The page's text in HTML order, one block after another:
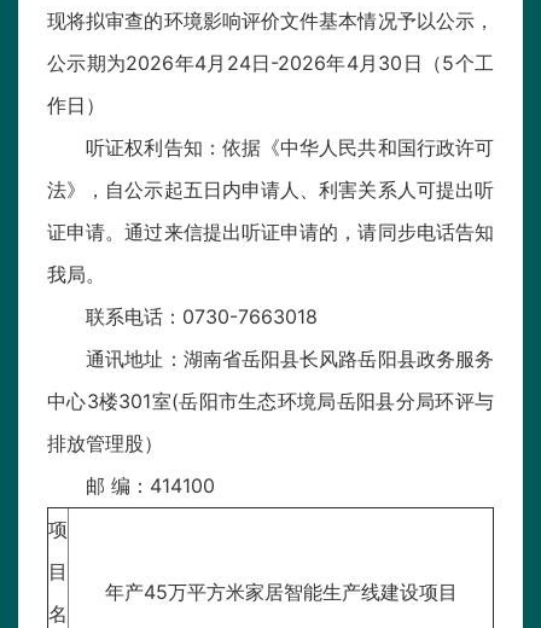
现将拟审查的环境影响评价文件基本情况予以公示，
公示期为2026年4月24日-2026年4月30日（5个工
作日）
听证权利告知：依据《中华人民共和国行政许可
法》，自公示起五日内申请人、利害关系人可提出听
证申请。通过来信提出听证申请的，请同步电话告知
我局。
联系电话：0730-7663018
通讯地址：湖南省岳阳县长风路岳阳县政务服务
中心3楼301室(岳阳市生态环境局岳阳县分局环评与
排放管理股）
邮 编：414100
项
目
名
年产45万平方米家居智能生产线建设项目